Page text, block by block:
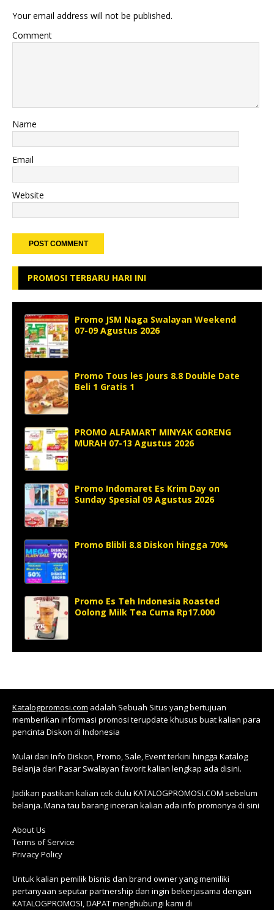
Your email address will not be published.
Comment
Name
Email
Website
PROMOSI TERBARU HARI INI
Promo JSM Naga Swalayan Weekend
07-09 Agustus 2026
Promo Tous les Jours 8.8 Double Date
Beli 1 Gratis 1
PROMO ALFAMART MINYAK GORENG
MURAH 07-13 Agustus 2026
Promo Indomaret Es Krim Day on
Sunday Spesial 09 Agustus 2026
Promo Blibli 8.8 Diskon hingga 70%
Promo Es Teh Indonesia Roasted
Oolong Milk Tea Cuma Rp17.000
Katalogpromosi.com adalah Sebuah Situs yang bertujuan
memberikan informasi promosi terupdate khusus buat kalian para
pencinta Diskon di Indonesia
Mulai dari Info Diskon, Promo, Sale, Event terkini hingga Katalog
Belanja dari Pasar Swalayan favorit kalian lengkap ada disini.
Jadikan pastikan kalian cek dulu KATALOGPROMOSI.COM sebelum
belanja. Mana tau barang inceran kalian ada info promonya di sini
About Us
Terms of Service
Privacy Policy
Untuk kalian pemilik bisnis dan brand owner yang memiliki
pertanyaan seputar partnership dan ingin bekerjasama dengan
KATALOGPROMOSI, DAPAT menghubungi kami di